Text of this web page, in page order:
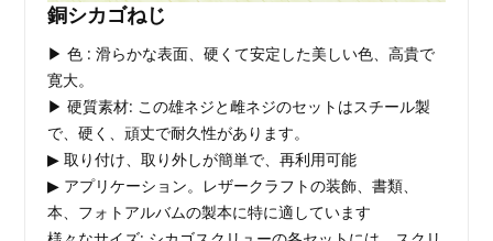
銅シカゴねじ
▶ 色 : 滑らかな表面、硬くて安定した美しい色、高貴で
寛大。
▶ 硬質素材: この雄ネジと雌ネジのセットはスチール製
で、硬く、頑丈で耐久性があります。
▶ 取り付け、取り外しが簡単で、再利用可能
▶ アプリケーション。レザークラフトの装飾、書類、
本、フォトアルバムの製本に特に適しています